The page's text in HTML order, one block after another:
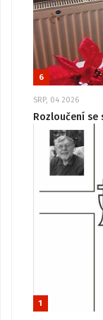
6
SRP, 04 2026
Rozloučení
1